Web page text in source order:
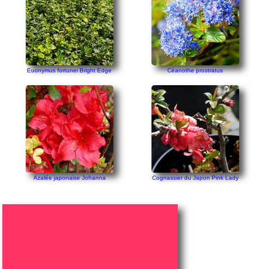
Euonymus fortunei Bright Edge Céanothe prostratus
Azalée japonaise Johanna Cognassier du Japon Pink Lady